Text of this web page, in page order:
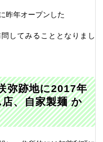
昨年オープンした
してみることとなりまし
弥跡地に2017年
、自家製麺 か